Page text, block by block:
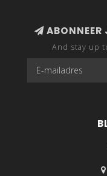
ABONNEER
And stay up